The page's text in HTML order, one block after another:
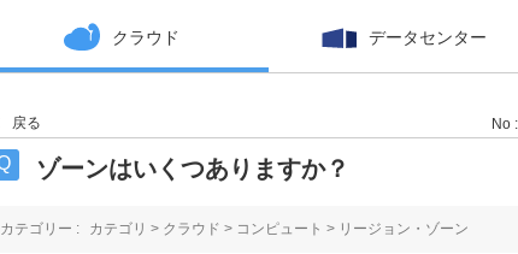
クラウド データセンター
戻る No
ゾーンはいくつありますか？
カテゴリー : カテゴリ > クラウド > コンピュート > リージョン・ゾーン